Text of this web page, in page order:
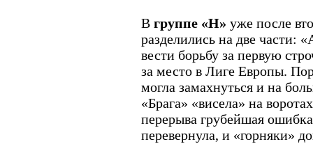
В группе «Н» уже после
разделились на две части:
вести борьбу за первую
за место в Лиге Европы.
могла замахнуться и на
«Брага» «висела» на
перерыва грубейшая
перевернула, и «горняки»